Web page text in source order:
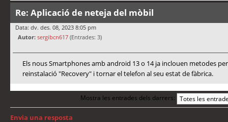
Re: Aplicació de neteja del mòbil
Data: dv. des. 08, 2023 8:05 pm
Autor: sergibcn617 (Entrades: 3)
Els nous Smartphones amb android 13 o 14 ja inclouen metodes
reinstalació "Recovery" i tornar el telefon al seu estat de fàbrica.
Mostra les entrades dels darrers:
Envia una resposta